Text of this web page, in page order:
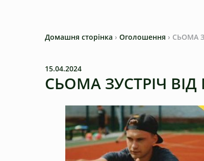
Домашня сторінка › Оголошення › СЬОМА
15.04.2024
СЬОМА ЗУСТРІЧ